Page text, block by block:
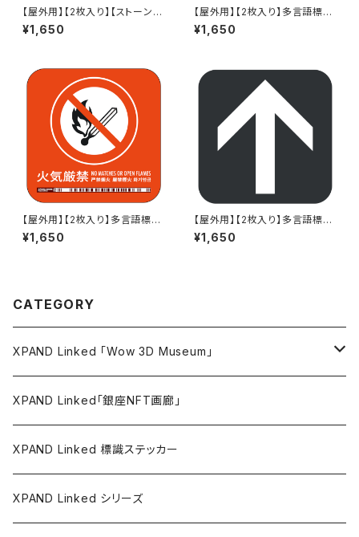
【屋外用】【2枚入り】【ストーン
版】多言語標識「滑りやすい」- 1
50x150mm/5言語/新JIS色/ス
¥1,650
【屋外用】【2枚入り】多言語標識
「立入禁止（白）」- 150x150m
m/5言語/新JIS対応/スマホ連
000000069-1804
¥1,650
【屋外用】【2枚入り】多言語標識
「火気厳禁（赤）」- 150x150m
m/5言語/新JIS対応/スマホ連
¥1,650
【屋外用】【2枚入り】多言語標識
用「矢印（グレー地・白矢印)」- 1
50x150mm/JIS対応/多言語用
¥1,650
CATEGORY
XPAND Linked 「Wow 3D Museum」
ウォールステッカー
バリューステッカー
マグネットステッカー
XPAND Linked「銀座NFT画廊」
XPAND Linked 標識ステッカー
XPAND Linked シリーズ